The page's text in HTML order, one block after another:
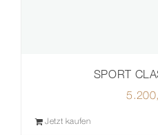
SPORT
Jetzt kaufen